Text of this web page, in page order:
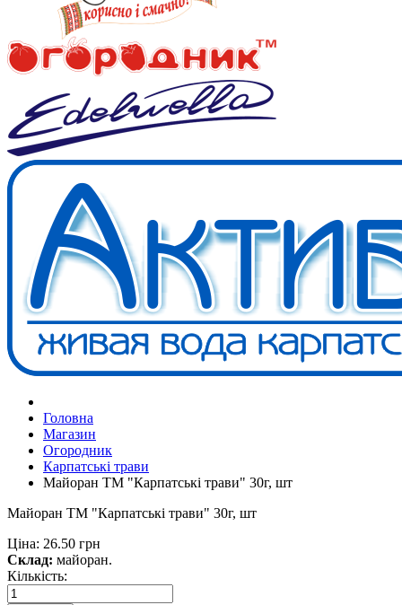
Головна
Магазин
Огородник
Карпатські трави
Майоран ТМ "Карпатські трави" 30г, шт
Майоран ТМ "Карпатські трави" 30г, шт
Ціна: 26.50 грн
Склад: майоран.
Кількість: